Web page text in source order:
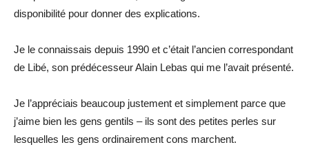
disponibilité pour donner des explications.
Je le connaissais depuis 1990 et c’était l’ancien correspondant
de Libé, son prédécesseur Alain Lebas qui me l’avait présenté.
Je l’appréciais beaucoup justement et simplement parce que
j’aime bien les gens gentils – ils sont des petites perles sur
lesquelles les gens ordinairement cons marchent.